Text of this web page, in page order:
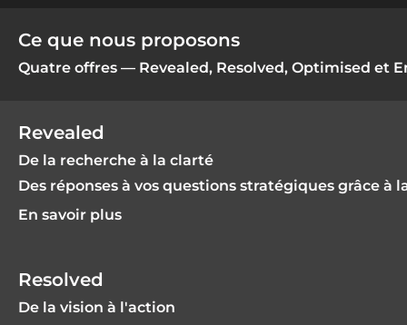
Ce que nous proposons
Quatre offres — Revealed, Resolved, Optimised et
Revealed
De la recherche à la clarté
Des réponses à vos questions stratégiques grâce à
En savoir plus
Resolved
De la vision à l'action